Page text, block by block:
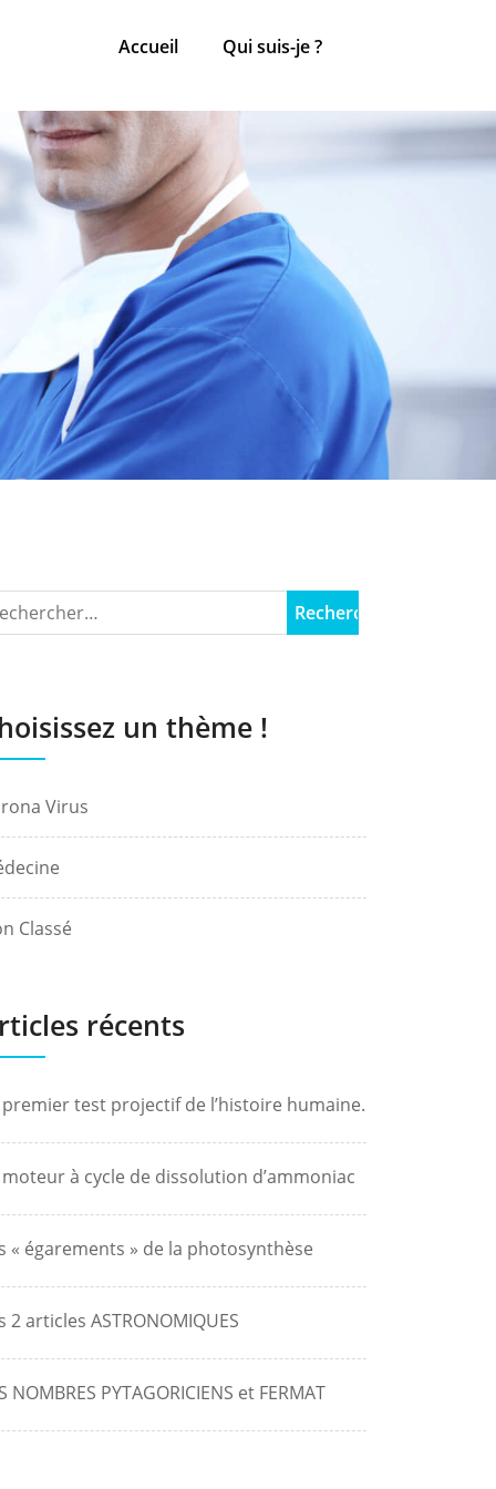
Accueil Qui suis-je ?
un thème !
Virus
Classé
récents
premier test projectif de l’histoire humaine.
moteur à cycle de dissolution d’ammoniac
« égarements » de la photosynthèse
2 articles ASTRONOMIQUES
NOMBRES PYTAGORICIENS et FERMAT